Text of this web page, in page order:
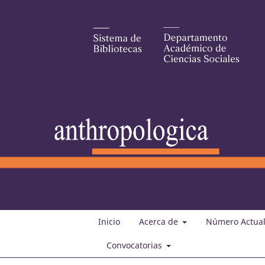
Inicio Acerca de Número Actual
Convocatorias